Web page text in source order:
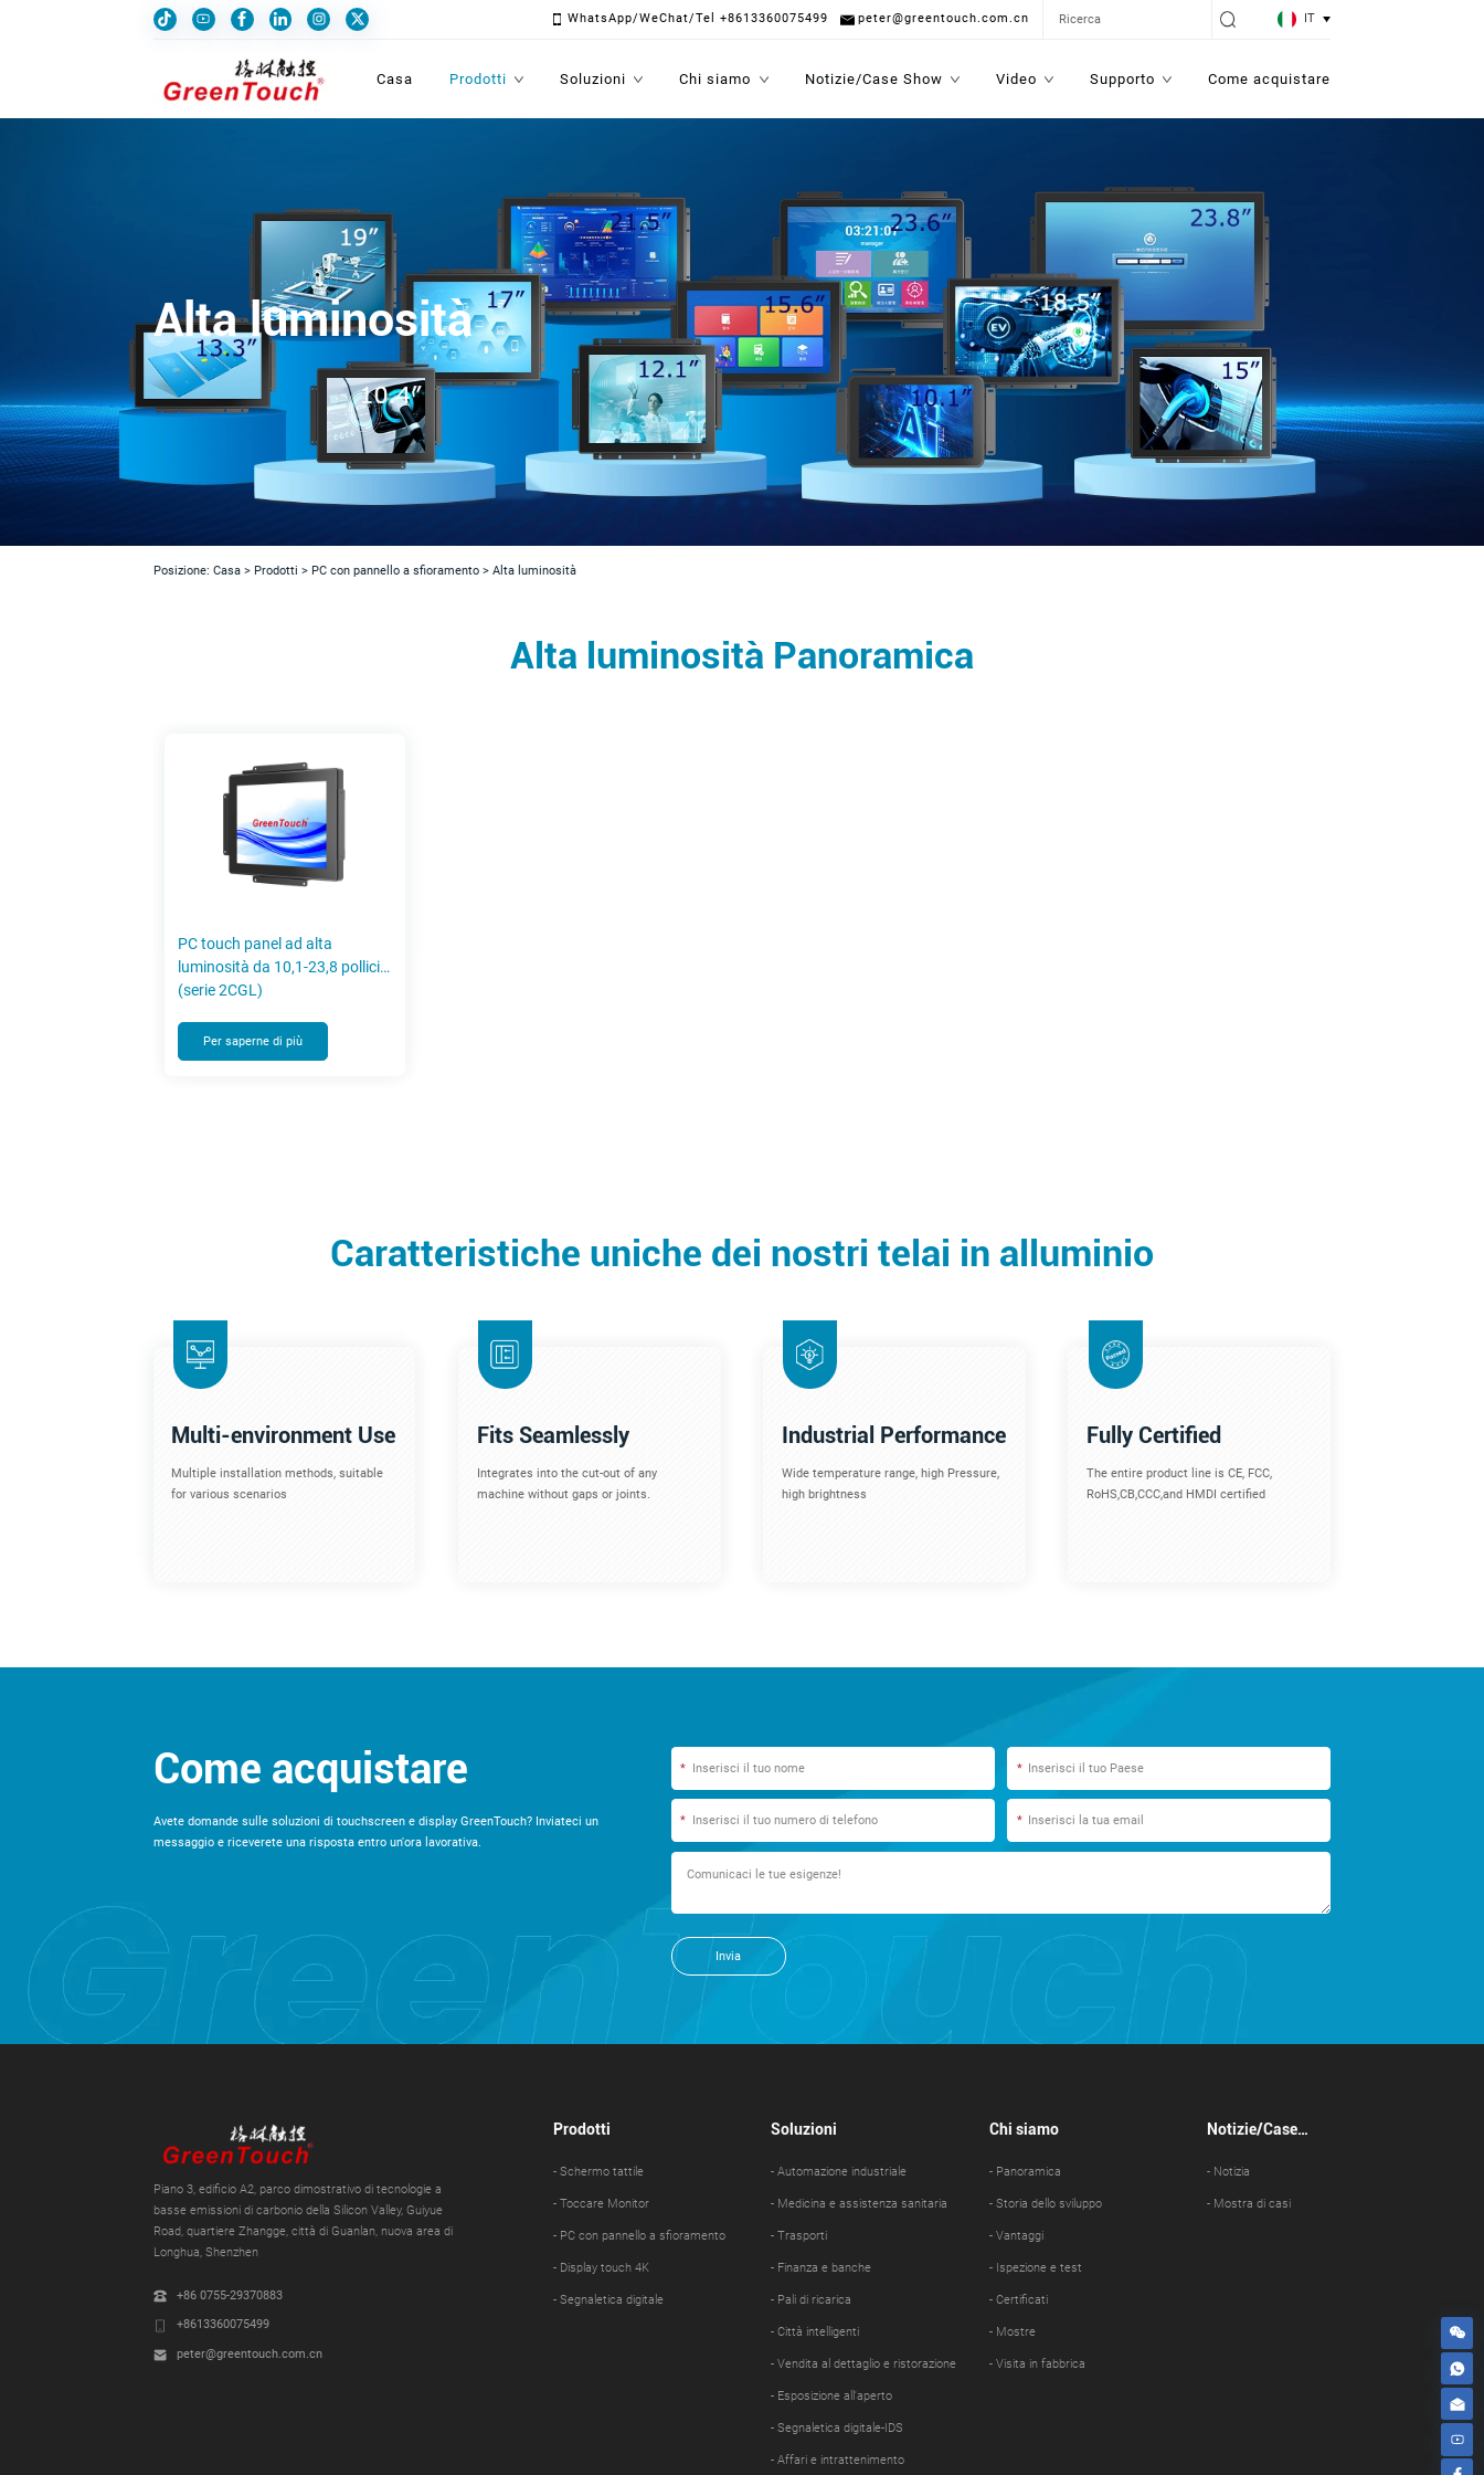
WhatsApp/WeChat/Tel +8613360075499 peter@greentouch.com.cn IT
Casa Prodotti Soluzioni Chi siamo Notizie/Case Show Video Supporto Come acquistare
Alta luminosità
Posizione: Casa> Prodotti > PC con pannello a sfioramento>Alta luminosità
Alta luminosità Panoramica
PC touch panel ad alta
luminosità da 10,1-23,8 pollici
(serie 2CGL)
Per saperne di più
Caratteristiche uniche dei nostri telai in alluminio
Multi-environment Use
Multiple installation methods, suitable
for various scenarios
Fits Seamlessly
Integrates into the cut-out of any
machine without gaps or joints.
Industrial Performance
Wide temperature range, high Pressure,
high brightness
Fully Certified
The entire product line is CE, FCC,
RoHS,CB,CCC,and HMDI certified
Come acquistare
Avete domande sulle soluzioni di touchscreen e display GreenTouch? Inviateci un
messaggio e riceverete una risposta entro un'ora lavorativa.
* *
* *
Invia
Piano 3, edificio A2, parco dimostrativo di tecnologie a
basse emissioni di carbonio della Silicon Valley, Guiyue
Road, quartiere Zhangge, città di Guanlan, nuova area di
Longhua, Shenzhen
+86 0755-29370883
+8613360075499
peter@greentouch.com.cn
Prodotti
- Schermo tattile
- Toccare Monitor
- PC con pannello a sfioramento
- Display touch 4K
- Segnaletica digitale
Soluzioni
- Automazione industriale
- Medicina e assistenza sanitaria
- Trasporti
- Finanza e banche
- Pali di ricarica
- Città intelligenti
- Vendita al dettaglio e ristorazione
- Esposizione all'aperto
- Segnaletica digitale-IDS
- Affari e intrattenimento
Chi siamo
- Panoramica
- Storia dello sviluppo
- Vantaggi
- Ispezione e test
- Certificati
- Mostre
- Visita in fabbrica
Notizie/Case
- Notizia
- Mostra di casi